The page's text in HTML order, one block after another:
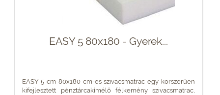
EASY 5 80x180 - Gyerek...
EASY 5 cm 80x180 cm-es szivacsmatrac egy korszerűen
kifejlesztett pénztárcakímélő félkemény szivacsmatrac,